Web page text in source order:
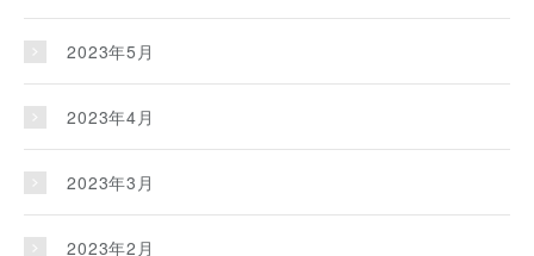
2023年5月
2023年4月
2023年3月
2023年2月